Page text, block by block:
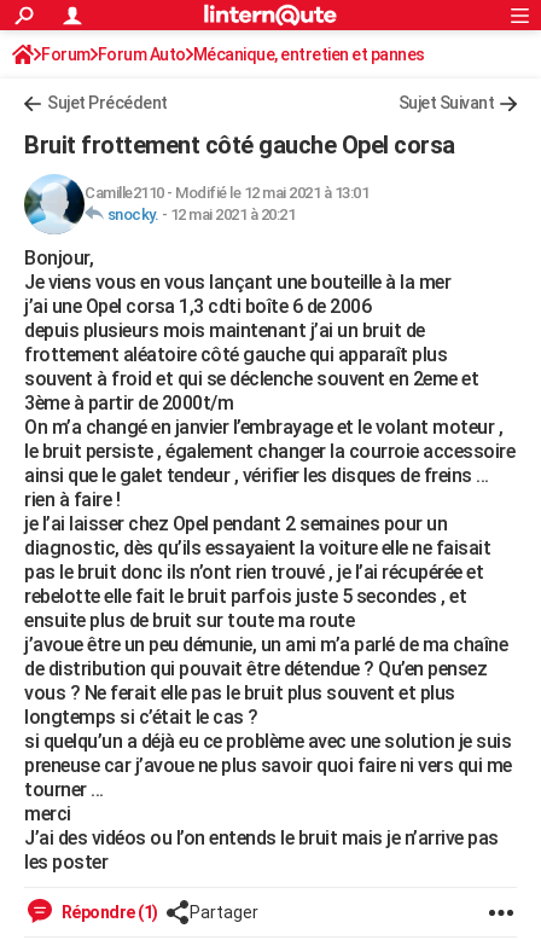
ACTUALITÉS
Politique
Société
Faits Divers
Education
Monde
Villes
+
FINANCE
Retraite
Impôts
Epargne
Immobilier
Risques naturels par ville
Banque
Assurance
Crédit
AUTO
Essais
Réserver un essai
Citadines
Berlines
SUV
Forum auto
+HIGH-TECH
Mobiles
Meilleur smartphone
Internet
Ordinateurs
Jeux vidéo
Guide high-tech
+BRICOLAGE
Forum
Aménagement intérieur
Extérieur
Cuisine
Salle de bains
Jardinage
Rangement
WEEK-END
Guides de France
Escapades
Patrimoine
Expositions
Musées
Week-end nature
+LIFESTYLE
Art de vivre
Bien-être
Loisirs
ModeModes de vie
SANTE
Alimentation
Guide de la santé
Maladies
Médicaments
Sommeil
VOYAGE
Destinations
City break
Voyage nature
Voyage de noces
Forum
Climat
+PHOTO
GUIDES D'ACHAT
BONS PLANS
CARTE DE VOEUX
Carte de Noël
Carte Bonne année
Carte Saint-Valentin
Carte Pâques
Carte d'anniversaire
DICTIONNAIRE
Dictionnaire
Biographies
Citations
Expressions
Proverbes
PROGRAMME TV
COPAINS D'AVANT
S'inscrire
Se connecter
Lycées
Collèges
Primaires
Universités
Entreprises
Service militaire
Avis de recherche
AVIS DE DÉCÈS
Rechercher
S'inscrire
Connexion
Forum Forum Auto Mécanique, entretien et pannes
Sujet Précédent Sujet Suivant
Bruit frottement côté gauche Opel corsa
Camille2110- Modifié le 12 mai 2021 à 13:01
snocky. - 12 mai 2021 à 20:21
Bonjour,
Je viens vous en vous lançant une bouteille à la mer
j’ai une Opel corsa 1,3 cdti boîte 6 de 2006
depuis plusieurs mois maintenant j’ai un bruit de
frottement aléatoire côté gauche qui apparaît plus
souvent à froid et qui se déclenche souvent en 2eme et
3ème à partir de 2000t/m
On m’a changé en janvier l’embrayage et le volant moteur ,
le bruit persiste , également changer la courroie accessoire
ainsi que le galet tendeur , vérifier les disques de freins ...
rien à faire !
je l’ai laisser chez Opel pendant 2 semaines pour un
diagnostic, dès qu’ils essayaient la voiture elle ne faisait
pas le bruit donc ils n’ont rien trouvé , je l’ai récupérée et
rebelotte elle fait le bruit parfois juste 5 secondes , et
ensuite plus de bruit sur toute ma route
j’avoue être un peu démunie, un ami m’a parlé de ma chaîne
de distribution qui pouvait être détendue ? Qu’en pensez
vous ? Ne ferait elle pas le bruit plus souvent et plus
longtemps si c’était le cas ?
si quelqu’un a déjà eu ce problème avec une solution je suis
preneuse car j’avoue ne plus savoir quoi faire ni vers qui me
tourner ...
merci
J’ai des vidéos ou l’on entends le bruit mais je n’arrive pas
les poster
Répondre (1) Partager